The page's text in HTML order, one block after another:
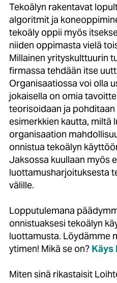
Tekoälyn rakentavat
algoritmit ja
tekoäly oppii myös
niiden oppimasta vielä
Millainen yrityskulttuurin
firmassa tehdään itse
Organisaatiossa voi olla
jokaisella on omia
teorisoidaan ja
esimerkkien kautta, miltä
organisaation
onnistua tekoälyn
Jaksossa kuullaan myös
luottamusharjoituksesta
välille.
Lopputulemana
onnistuaksesi tekoälyn
luottamusta. Löydämme
ytimen! Mikä se on? Käys
Miten sinä rikastaisit